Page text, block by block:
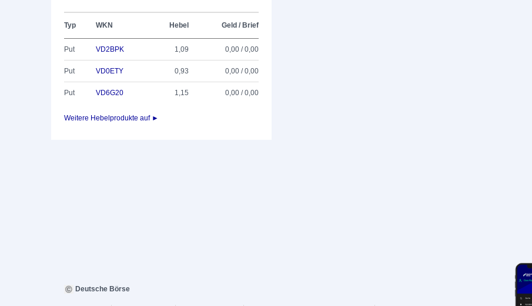
Typ WKN Hebel Geld / Brief
Put VD2BPK 1,09 0,00 / 0,00
Put VD0ETY 0,93 0,00 / 0,00
Put VD6G20 1,15 0,00 / 0,00
Weitere Hebelprodukte auf ►
Deutsche Börse